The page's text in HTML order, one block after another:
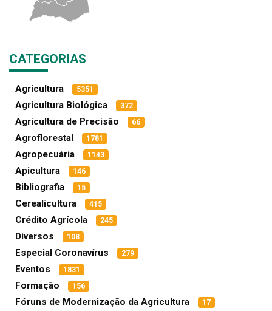
CATEGORIAS
Agricultura 5351
Agricultura Biológica 372
Agricultura de Precisão 66
Agroflorestal 1781
Agropecuária 1143
Apicultura 146
Bibliografia 15
Cerealicultura 415
Crédito Agrícola 245
Diversos 108
Especial Coronavírus 279
Eventos 1831
Formação 156
Fóruns de Modernização da Agricultura 17